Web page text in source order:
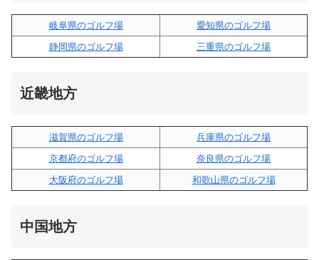
岐阜県のゴルフ場
愛知県のゴルフ場
静岡県のゴルフ場
三重県のゴルフ場
近畿地方
滋賀県のゴルフ場
兵庫県のゴルフ場
京都府のゴルフ場
奈良県のゴルフ場
大阪府のゴルフ場
和歌山県のゴルフ場
中国地方